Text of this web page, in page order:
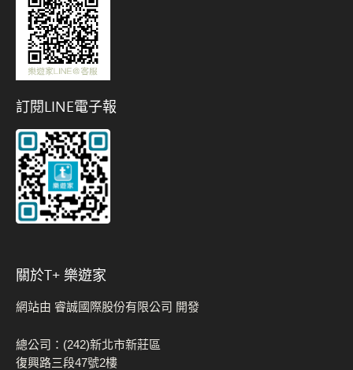
訂閱LINE電子報
關於t+ 樂遊家
網站由 睿誠國際股份有限公司 開發
總公司：(242)新北市新莊區
復興路三段47號2樓